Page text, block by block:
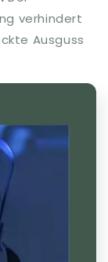
verhindert
Ausguss